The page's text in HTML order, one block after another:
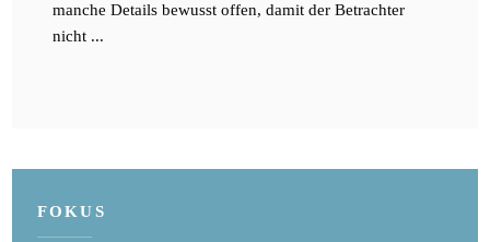
manche Details bewusst offen, damit der Betrachter
nicht ...
FOKUS